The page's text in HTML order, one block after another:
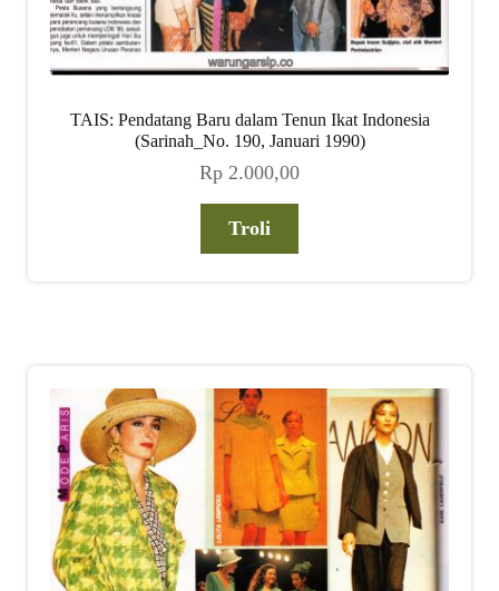
TAIS: Pendatang Baru dalam Tenun Ikat Indonesia
(Sarinah_No. 190, Januari 1990)
Rp 2.000,00
Troli